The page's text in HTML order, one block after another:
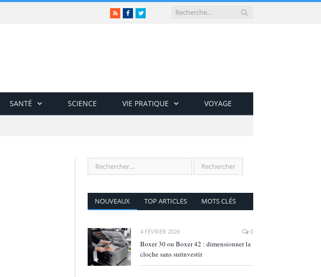
RSSFacebookTwitter
SANTÉ SCIENCE VIE PRATIQUE VOYAGE
NOUVEAUX TOP ARTICLES MOTS CLÉS
4 FÉVRIER 2026 0
Boxer 30 ou Boxer 42 : dimensionner la
cloche sans surinvestir